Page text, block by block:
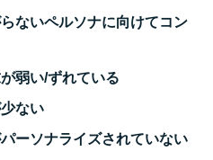
ないペルソナに向けてコン
弱い/ずれている
ない
ーソナライズされていない